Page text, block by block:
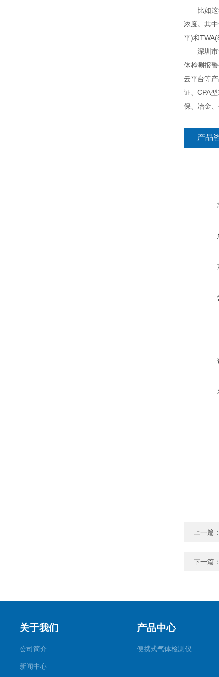
比如这种
浓度。其
平)和
深圳市逸
体检测报
云平台等
证、CPA
保、冶金
产品
上一篇
下一篇
关于我们
公司简介
新闻中心
产品中心
便携式气体检测仪